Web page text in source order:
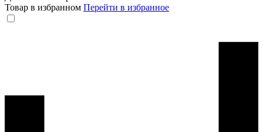
Товар в избранном Перейти в избранное